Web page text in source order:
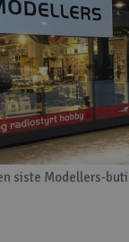
siste Modellers-